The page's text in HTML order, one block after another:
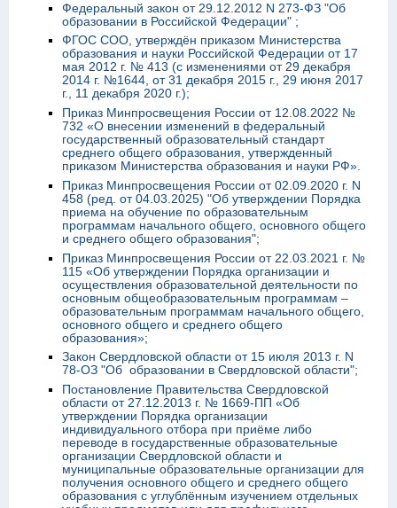
Федеральный закон от 29.12.2012 N 273-ФЗ "Об
образовании в Российской Федерации" ;
ФГОС СОО, утверждён приказом Министерства
образования и науки Российской Федерации от 17
мая 2012 г. № 413 (с изменениями от 29 декабря
2014 г. №1644, от 31 декабря 2015 г., 29 июня 2017
г., 11 декабря 2020 г.);
Приказ Минпросвещения России от 12.08.2022 №
732 «О внесении изменений в федеральный
государственный образовательный стандарт
среднего общего образования, утвержденный
приказом Министерства образования и науки РФ».
Приказ Минпросвещения России от 02.09.2020 г. N
458 (ред. от 04.03.2025) "Об утверждении Порядка
приема на обучение по образовательным
программам начального общего, основного общего
и среднего общего образования";
Приказ Минпросвещения России от 22.03.2021 г. №
115 «Об утверждении Порядка организации и
осуществления образовательной деятельности по
основным общеобразовательным программам –
образовательным программам начального общего,
основного общего и среднего общего
образования»;
Закон Свердловской области от 15 июля 2013 г. N
78-ОЗ "Об образовании в Свердловской области";
Постановление Правительства Свердловской
области от 27.12.2013 г. № 1669-ПП «Об
утверждении Порядка организации
индивидуального отбора при приёме либо
переводе в государственные образовательные
организации Свердловской области и
муниципальные образовательные организации для
получения основного общего и среднего общего
образования с углублённым изучением отдельных